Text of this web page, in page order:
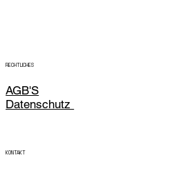
RECHTLICHES
Datenschutz
AGB'S
KONTAKT